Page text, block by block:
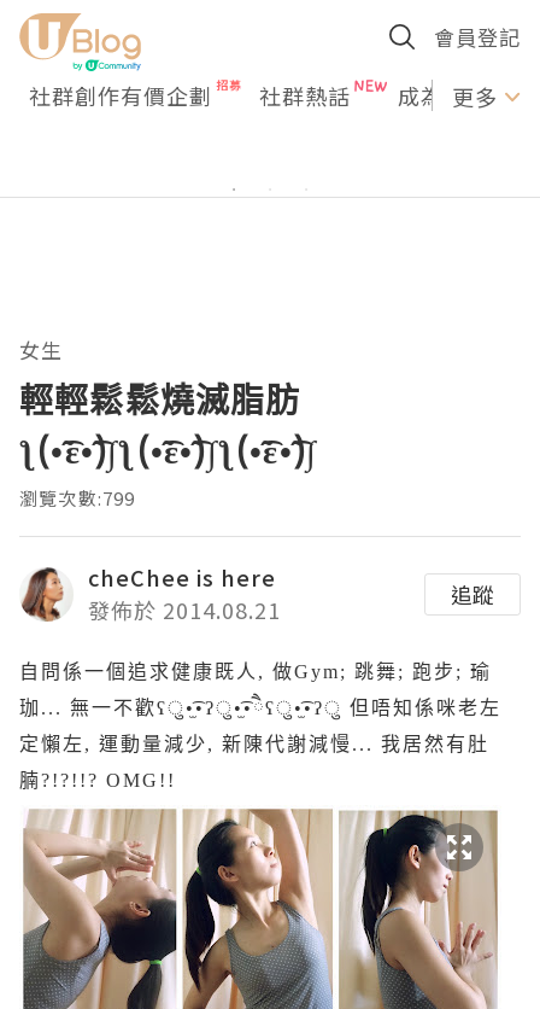
會員登記
社群創作有價企劃 社群熱話 成為U更多
女生
輕輕鬆鬆燒滅脂肪
ƪ(•̃͡ε•̃͡)∫ƪ(•̃͡ε•̃͡)∫ƪ(•̃͡ε•̃͡)∫
瀏覽次數:799
cheChee is here
發佈於 2014.08.21
追蹤
自問係一個追求健康既人, 做Gym; 跳舞; 跑步; 瑜
珈... 無一不歡ʕु•̫͡•ʔु•̫͡•ཻʕु•̫͡•ʔु 但唔知係咪老左
定懶左, 運動量減少, 新陳代謝減慢... 我居然有肚
腩?!?!!? OMG!!